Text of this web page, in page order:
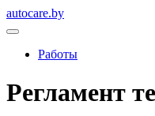
autocare.by
Работы
Регламент